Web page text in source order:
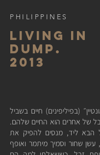
PHILIPPINES
living in
dump.
2013
(בפיליפינים) חיים בשביל
של אחרים הוא החיים שלהם.
הבא ליד, מנסים להפיק את
שחור וסמיך מיתמר ואופף